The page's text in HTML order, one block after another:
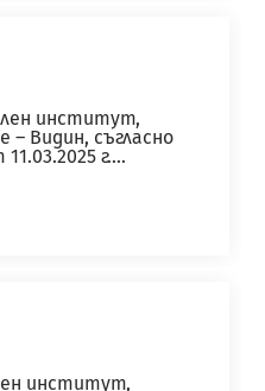
институт,
– Видин, съгласно
г....
институт,